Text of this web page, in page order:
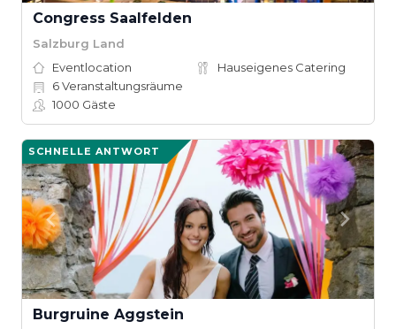
Congress Saalfelden
Salzburg Land
Eventlocation
Hauseigenes Catering
6Veranstaltungsräume
1000 Gäste
SCHNELLE ANTWORT
Burgruine Aggstein